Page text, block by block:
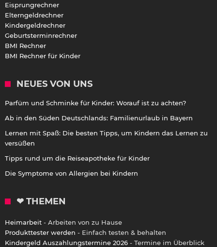
Eisprungrechner
Elterngeldrechner
Kindergeldrechner
Geburtsterminrechner
BMI Rechner
BMI Rechner für Kinder
NEUES VON UNS
Parfüm und Schminke für Kinder: Worauf ist zu achten?
Ab in den Süden Deutschlands: Familienurlaub in Bayern
Lernen mit Spaß: Die besten Tipps, um Kindern das Lernen zu
versüßen
Tipps rund um die Reiseapotheke für Kinder
Die Symptome von Allergien bei Kindern
❤ THEMEN
Heimarbeit - Arbeiten von zu Hause
Produkttester werden - Einfach testen & behalten
Kindergeld Auszahlungstermine 2026 - Termine im Überblick